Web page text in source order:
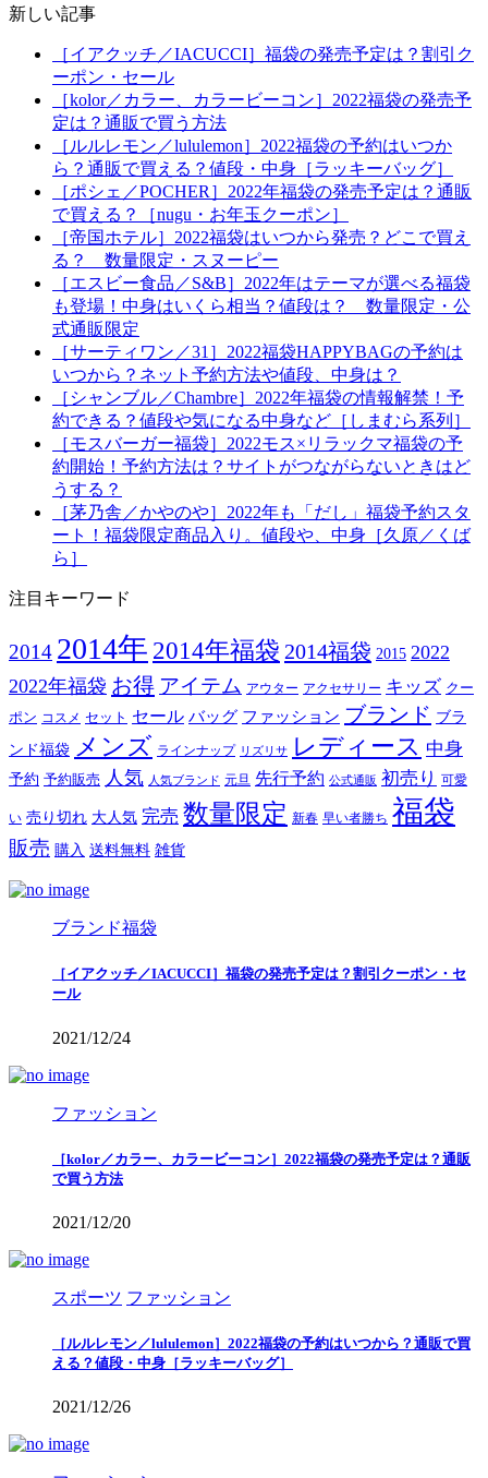
新しい記事
［イアクッチ／IACUCCI］福袋の発売予定は？割引ク
ーポン・セール
［kolor／カラー、カラービーコン］2022福袋の発売予
定は？通販で買う方法
［ルルレモン／lululemon］2022福袋の予約はいつか
ら？通販で買える？値段・中身［ラッキーバッグ］
［ポシェ／POCHER］2022年福袋の発売予定は？通販
で買える？［nugu・お年玉クーポン］
［帝国ホテル］2022福袋はいつから発売？どこで買え
る？ 数量限定・スヌーピー
［エスビー食品／S&B］2022年はテーマが選べる福袋
も登場！中身はいくら相当？値段は？ 数量限定・公
式通販限定
［サーティワン／31］2022福袋HAPPYBAGの予約は
いつから？ネット予約方法や値段、中身は？
［シャンブル／Chambre］2022年福袋の情報解禁！予
約できる？値段や気になる中身など［しまむら系列］
［モスバーガー福袋］2022モス×リラックマ福袋の予
約開始！予約方法は？サイトがつながらないときはど
うする？
［茅乃舎／かやのや］2022年も「だし」福袋予約スタ
ート！福袋限定商品入り。値段や、中身［久原／くば
ら］
注目キーワード
2014 2014年 2014年福袋 2014福袋 2015 2022
2022年福袋 お得 アイテム アウター アクセサリー キッズ クー
ポン コスメ セット セール バッグ ファッション ブランド ブラ
ンド福袋 メンズ ラインナップ リズリサ レディース 中身
予約 予約販売 人気 人気ブランド 元旦 先行予約 公式通販 初売り 可愛
い 売り切れ 大人気 完売 数量限定 新春 早い者勝ち 福袋
販売 購入 送料無料 雑貨
ブランド福袋
［イアクッチ／IACUCCI］福袋の発売予定は？割引クーポン・セ
ール
2021/12/24
ファッション
［kolor／カラー、カラービーコン］2022福袋の発売予定は？通販
で買う方法
2021/12/20
スポーツ ファッション
［ルルレモン／lululemon］2022福袋の予約はいつから？通販で買
える？値段・中身［ラッキーバッグ］
2021/12/26